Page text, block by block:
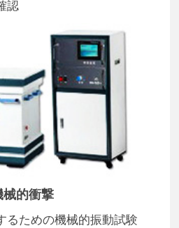
認
械的衝撃
るための機械的振動試験